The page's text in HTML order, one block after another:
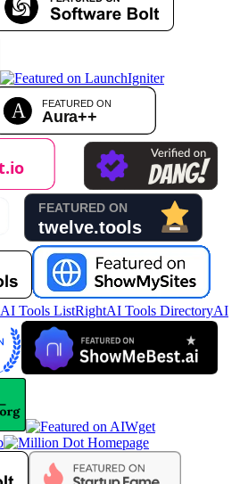
AI Tools ListRightAI Tools DirectoryAI